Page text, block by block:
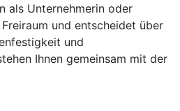
als Unternehmerin oder
und entscheidet über
und
Ihnen gemeinsam mit der